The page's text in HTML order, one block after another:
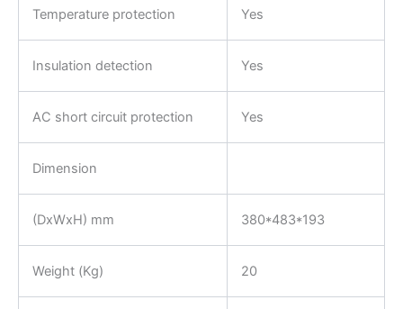
Temperature protection Yes
Insulation detection Yes
AC short circuit protection Yes
Dimension
(DxWxH) mm 380*483*193
Weight (Kg) 20